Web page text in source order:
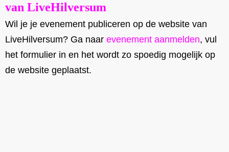
van LiveHilversum
Wil je je evenement publiceren op de website van
LiveHilversum? Ga naar evenement aanmelden, vul
het formulier in en het wordt zo spoedig mogelijk op
de website geplaatst.